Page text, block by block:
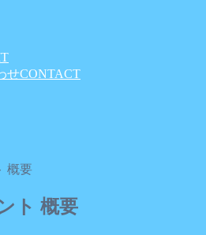
せCONTACT
概要
ト 概要